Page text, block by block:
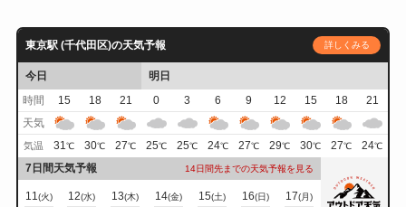
東京駅 (千代田区)の天気予報 詳しくみる
今日
明日
時間
15 18 21 0 3 6 9 12 15 18
21
天気
気温 31℃ 30℃ 27℃ 25℃ 25℃ 24℃ 27℃ 29℃ 30℃ 27℃ 24℃
7日間天気予報 14日間先までの天気予報を見る
11(火) 12(水) 13(木) 14(金) 15(土) 16(日) 17(月)